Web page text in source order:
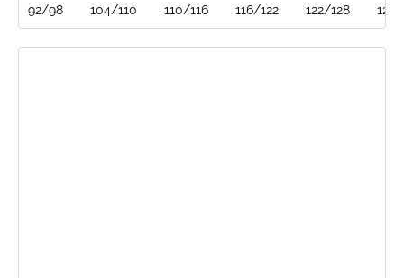
92/98 104/110 110/116 116/122 122/128 128/